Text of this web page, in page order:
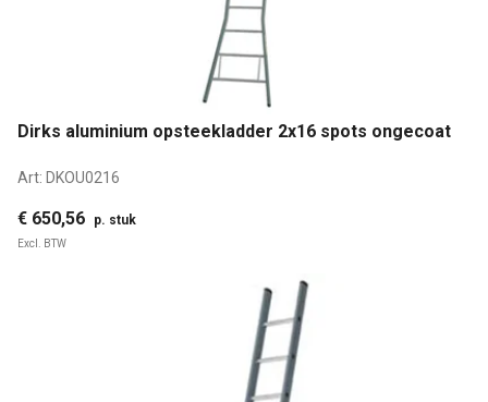
Dirks aluminium opsteekladder 2x16 spots ongecoat
Art: DKOU0216
€ 650,56 p. stuk
Excl. BTW